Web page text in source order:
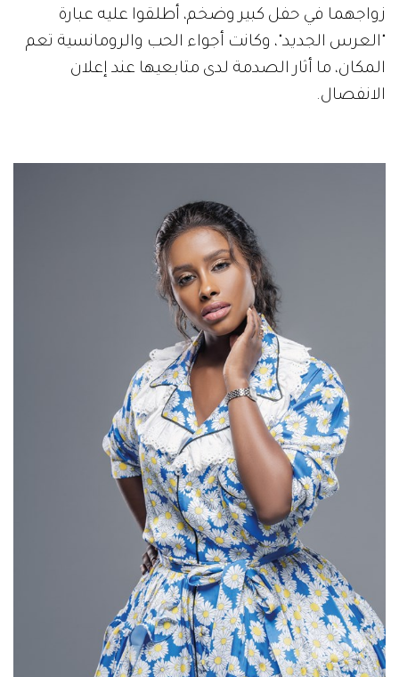
زواجهما في حفل كبير وضخم، أطلقوا عليه عبارة
"العرس الجديد"، وكانت أجواء الحب والرومانسية تعم
المكان، ما أثار الصدمة لدى متابعيها عند إعلان
الانفصال.